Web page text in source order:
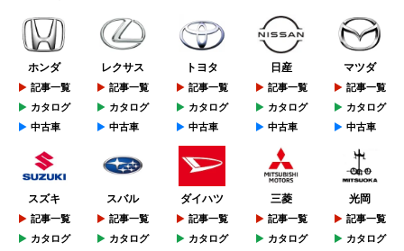
ホンダ
記事一覧
カタログ
中古車
レクサス
記事一覧
カタログ
中古車
トヨタ
記事一覧
カタログ
中古車
日産
記事一覧
カタログ
中古車
マツダ
記事一覧
カタログ
中古車
スズキ
記事一覧
カタログ
スバル
記事一覧
カタログ
ダイハツ
記事一覧
カタログ
三菱
記事一覧
カタログ
光岡
記事一覧
カタログ